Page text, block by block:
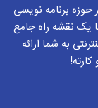
صورت
ما از
بهتره
حوزه برنامه نویسی
یک نقشه راه جامع
به شما ارائه